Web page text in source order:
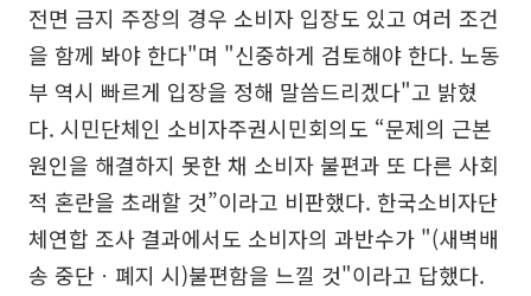
전면 금지 주장의 경우 소비자 입장도 있고 여러 조건
을 함께 봐야 한다"며 "신중하게 검토해야 한다. 노동
부 역시 빠르게 입장을 정해 말씀드리겠다"고 밝혔
다. 시민단체인 소비자주권시민회의도 “문제의 근본
원인을 해결하지 못한 채 소비자 불편과 또 다른 사회
적 혼란을 초래할 것”이라고 비판했다. 한국소비자단
체연합 조사 결과에서도 소비자의 과반수가 "(새벽배
송 중단ㆍ폐지 시)불편함을 느낄 것"이라고 답했다.